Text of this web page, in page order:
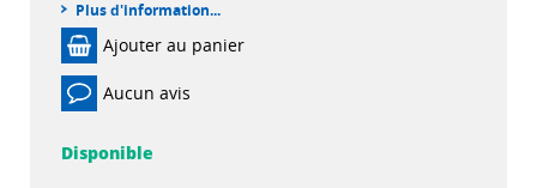
Plus d'information...
Ajouter au panier
Aucun avis
Disponible